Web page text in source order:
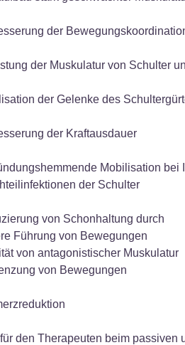
der
der Muskulatur von Schulter
der Gelenke des
der Kraftausdauer
Mobilisation
der Schulter
von Schonhaltung durch
Führung von Bewegungen
von antagonistischer Muskulatur
von Bewegungen
den Therapeuten beim